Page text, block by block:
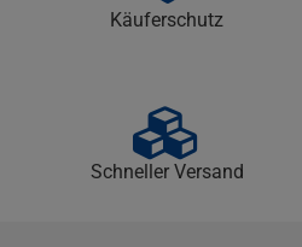
Käuferschutz
Schneller Versand